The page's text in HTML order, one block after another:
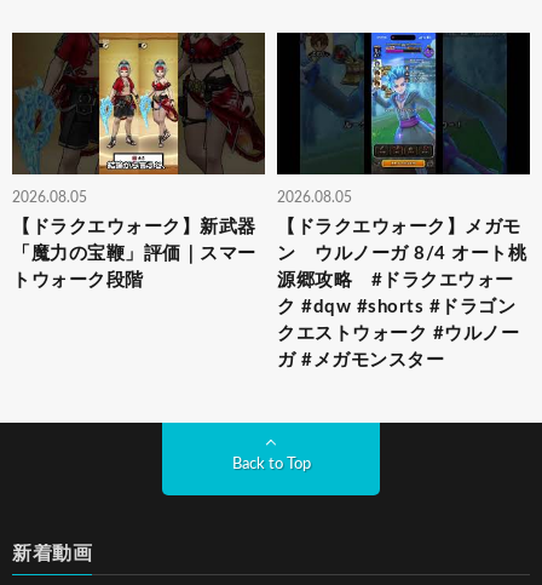
2026.08.05
【ドラクエウォーク】新武器
「魔力の宝鞭」評価｜スマー
トウォーク段階
2026.08.05
【ドラクエウォーク】メガモ
ン ウルノーガ 8/4 オート桃
源郷攻略 #ドラクエウォー
ク #dqw #shorts #ドラゴン
クエストウォーク #ウルノー
ガ #メガモンスター
Back to Top
新着動画